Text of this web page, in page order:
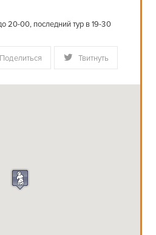
20-00, последний тур в 19-30
Поделиться Твитнуть